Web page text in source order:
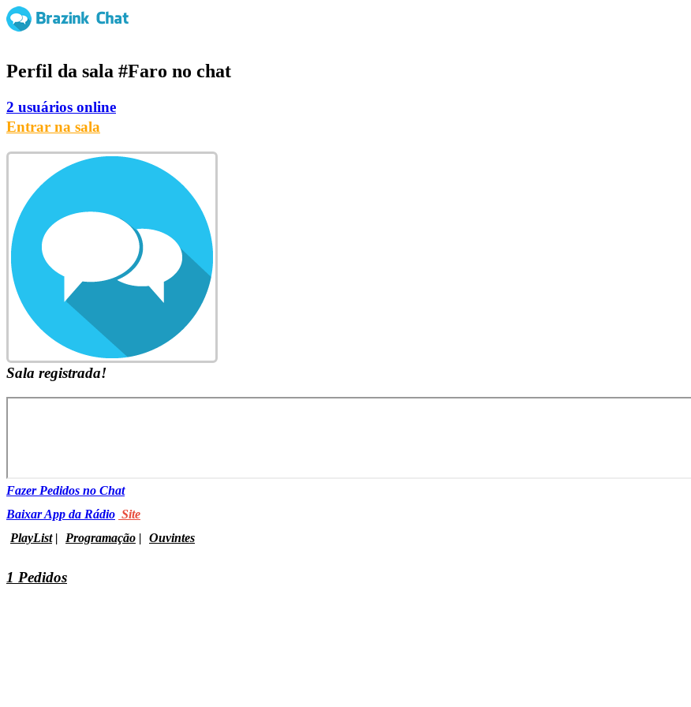
Perfil da sala #Faro no chat
2 usuários online
Entrar na sala
Sala registrada!
Fazer Pedidos no Chat
Baixar App da Rádio Site
PlayList| Programação | Ouvintes
1 Pedidos